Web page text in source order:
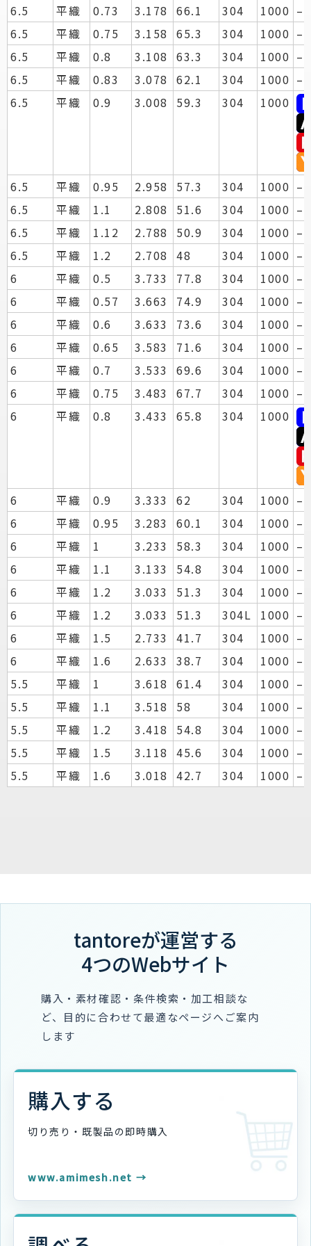
6.5 平織 0.73 3.178 66.1 304 1000 –
6.5
平織 0.75 3.158 65.3 304 1000 –
6.5
平織 0.8 3.108 63.3 304 1000 –
6.5
平織 0.83 3.078 62.1 304 1000 –
6.5
平織 0.9 3.008 59.3 304 1000
6.5 平織 0.95 2.958 57.3 304 1000 –
6.5
平織 1.1 2.808 51.6 304 1000 –
6.5
平織 1.12 2.788 50.9 304 1000 –
6.5
平織 1.2 2.708 48 304 1000 –
6
平織 0.5 3.733 77.8 304 1000 –
6
平織 0.57 3.663 74.9 304 1000 –
6
平織 0.6 3.633 73.6 304 1000 –
6
平織 0.65 3.583 71.6 304 1000 –
6
平織 0.7 3.533 69.6 304 1000 –
6
平織 0.75 3.483 67.7 304 1000 –
6
平織 0.8 3.433 65.8 304 1000
6 平織 0.9 3.333 62 304 1000 –
6
平織 0.95 3.283 60.1 304 1000 –
6
平織 1 3.233 58.3 304 1000 –
6
平織 1.1 3.133 54.8 304 1000 –
6
平織 1.2 3.033 51.3 304 1000 –
6
平織 1.2 3.033 51.3 304L 1000 –
6
平織 1.5 2.733 41.7 304 1000 –
6
平織 1.6 2.633 38.7 304 1000 –
5.5
平織 1 3.618 61.4 304 1000 –
5.5
平織 1.1 3.518 58 304 1000 –
5.5
平織 1.2 3.418 54.8 304 1000 –
5.5
平織 1.5 3.118 45.6 304 1000 –
5.5
平織 1.6 3.018 42.7 304 1000 –
tantoreが運営する
4つのWebサイト
購入・素材確認・条件検索・加工相談な
ど、目的に合わせて最適なページへご案内
します
購入する
切り売り・既製品の即時購入
www.amimesh.net →